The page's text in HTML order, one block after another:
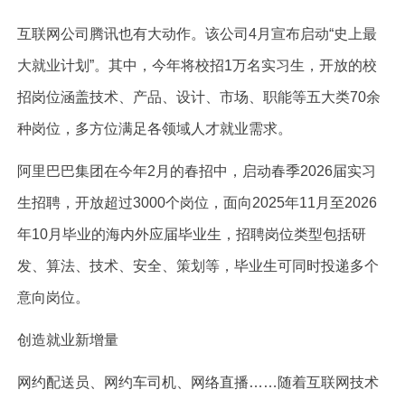
互联网公司腾讯也有大动作。该公司4月宣布启动“史上最
大就业计划”。其中，今年将校招1万名实习生，开放的校
招岗位涵盖技术、产品、设计、市场、职能等五大类70余
种岗位，多方位满足各领域人才就业需求。
阿里巴巴集团在今年2月的春招中，启动春季2026届实习
生招聘，开放超过3000个岗位，面向2025年11月至2026
年10月毕业的海内外应届毕业生，招聘岗位类型包括研
发、算法、技术、安全、策划等，毕业生可同时投递多个
意向岗位。
创造就业新增量
网约配送员、网约车司机、网络直播……随着互联网技术